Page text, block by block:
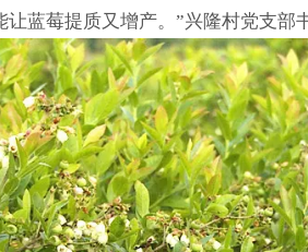
蓝莓提质又增产。”兴隆村党支部